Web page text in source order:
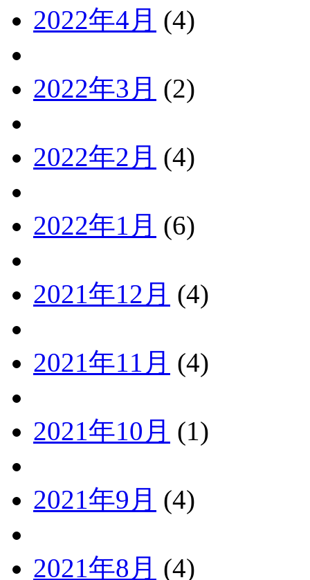
2022年4月 (4)
2022年3月 (2)
2022年2月 (4)
2022年1月 (6)
2021年12月 (4)
2021年11月 (4)
2021年10月 (1)
2021年9月 (4)
2021年8月 (4)